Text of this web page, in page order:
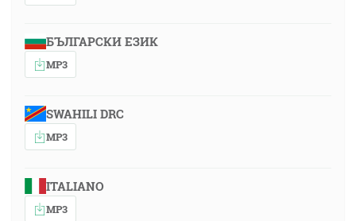
БЪЛГАРСКИ ЕЗИК
MP3
SWAHILI DRC
MP3
ITALIANO
MP3